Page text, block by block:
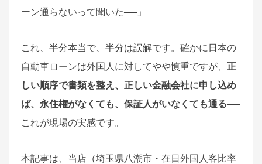
ーン通らないって聞いた──」
これ、半分本当で、半分は誤解です。確かに日本の
自動車ローンは外国人に対してやや慎重ですが、 正
しい順序で書類を整え、正しい金融会社に申し込め
ば、永住権がなくても、保証人がいなくても通る──
これが現場の実感です。
本記事は、当店（埼玉県八潮市・在日外国人客比率